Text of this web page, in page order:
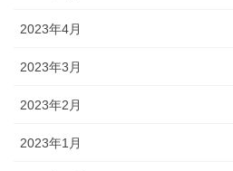
2023年4月
2023年3月
2023年2月
2023年1月